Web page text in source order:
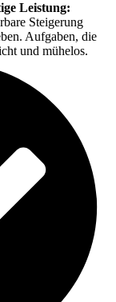
Leistung:
Steigerung
Aufgaben, die
und mühelos.